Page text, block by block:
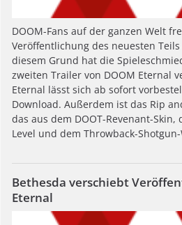
DOOM-Fans auf der ganzen Welt
Veröffentlichung des neuesten
diesem Grund hat die
zweiten Trailer von DOOM Eternal
Eternal lässt sich ab sofort
Download. Außerdem ist das Rip
das aus dem DOOT-Revenant-
Level und dem Throwback-
Bethesda verschiebt
Eternal